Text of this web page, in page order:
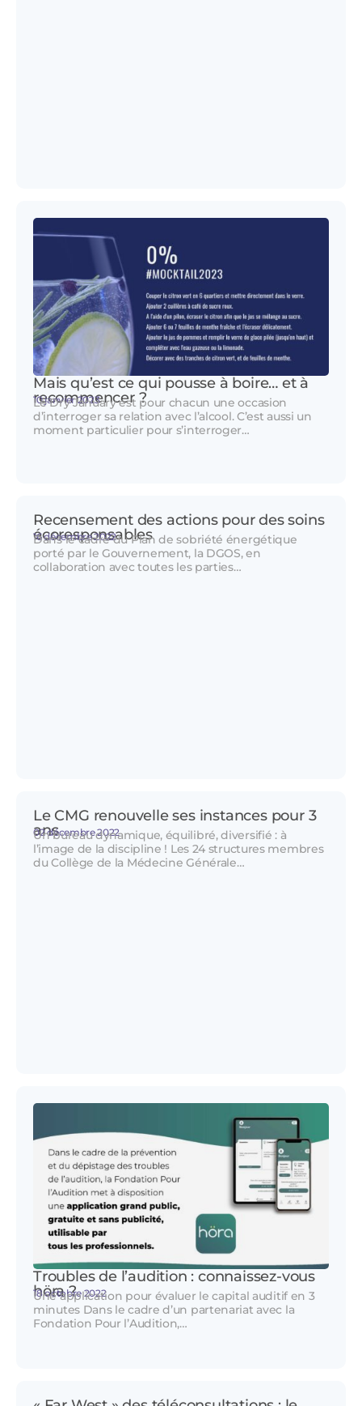
Mais qu’est ce qui pousse à boire… et à
recommencer ?
10 janvier 2023
Le Dry January est pour chacun une occasion
d’interroger sa relation avec l’alcool. C’est aussi un
moment particulier pour s’interroger…
Recensement des actions pour des soins
écoresponsables
16 décembre 2022
Dans le cadre du Plan de sobriété énergétique
porté par le Gouvernement, la DGOS, en
collaboration avec toutes les parties…
Le CMG renouvelle ses instances pour 3
ans
02 décembre 2022
Un bureau dynamique, équilibré, diversifié : à
l’image de la discipline ! Les 24 structures membres
du Collège de la Médecine Générale…
Troubles de l’audition : connaissez-vous
höra ?
18 octobre 2022
Une application pour évaluer le capital auditif en 3
minutes Dans le cadre d’un partenariat avec la
Fondation Pour l’Audition,…